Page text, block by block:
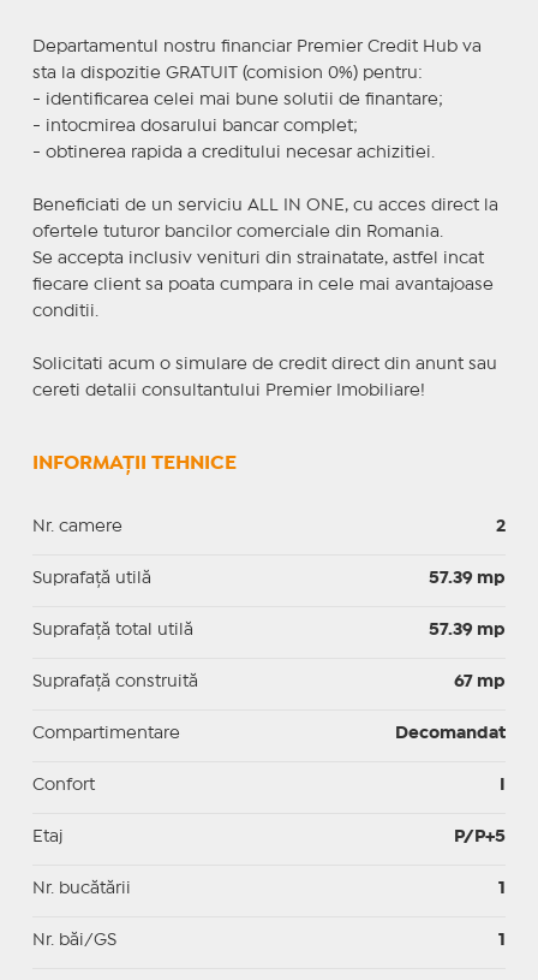
Departamentul nostru financiar Premier Credit Hub va
sta la dispozitie GRATUIT (comision 0%) pentru:
- identificarea celei mai bune solutii de finantare;
- intocmirea dosarului bancar complet;
- obtinerea rapida a creditului necesar achizitiei.
Beneficiati de un serviciu ALL IN ONE, cu acces direct la
ofertele tuturor bancilor comerciale din Romania.
Se accepta inclusiv venituri din strainatate, astfel incat
fiecare client sa poata cumpara in cele mai avantajoase
conditii.
Solicitati acum o simulare de credit direct din anunt sau
cereti detalii consultantului Premier Imobiliare!
INFORMAȚII TEHNICE
Nr. camere 2
Suprafaţă utilă 57.39 mp
Suprafaţă total utilă 57.39 mp
Suprafaţă construită 67 mp
Compartimentare Decomandat
Confort
Etaj P/P+5
Nr. bucătării 1
Nr. băi/GS 1